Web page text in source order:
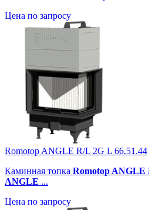
Цена по запросу
Romotop ANGLE R/L 2G L 66.51.44
Каминная топка Romotop ANGLE
ANGLE ...
Цена по запросу